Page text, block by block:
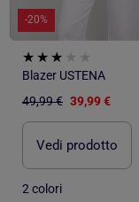
-20%
Blazer USTENA
49,99 € 39,99 €
Vedi prodotto
2 colori